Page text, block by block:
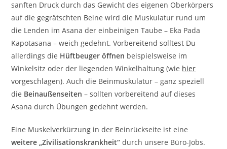
sanften Druck durch das Gewicht des eigenen Oberkörpers
auf die gegrätschten Beine wird die Muskulatur rund um
die Lenden im Asana der einbeinigen Taube – Eka Pada
Kapotasana – weich gedehnt. Vorbereitend solltest Du
allerdings die Hüftbeuger öffnen beispielsweise im
Winkelsitz oder der liegenden Winkelhaltung (wie hier
vorgeschlagen). Auch die Beinmuskulatur – ganz speziell
die Beinaußenseiten – sollten vorbereitend auf dieses
Asana durch Übungen gedehnt werden.
Eine Muskelverkürzung in der Beinrückseite ist eine
weitere „Zivilisationskrankheit“ durch unsere Büro-Jobs.